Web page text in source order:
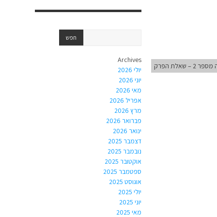
– שאלת הפרק
Archives
יולי 2026
יוני 2026
מאי 2026
אפריל 2026
מרץ 2026
פברואר 2026
ינואר 2026
דצמבר 2025
נובמבר 2025
אוקטובר 2025
ספטמבר 2025
אוגוסט 2025
יולי 2025
יוני 2025
מאי 2025